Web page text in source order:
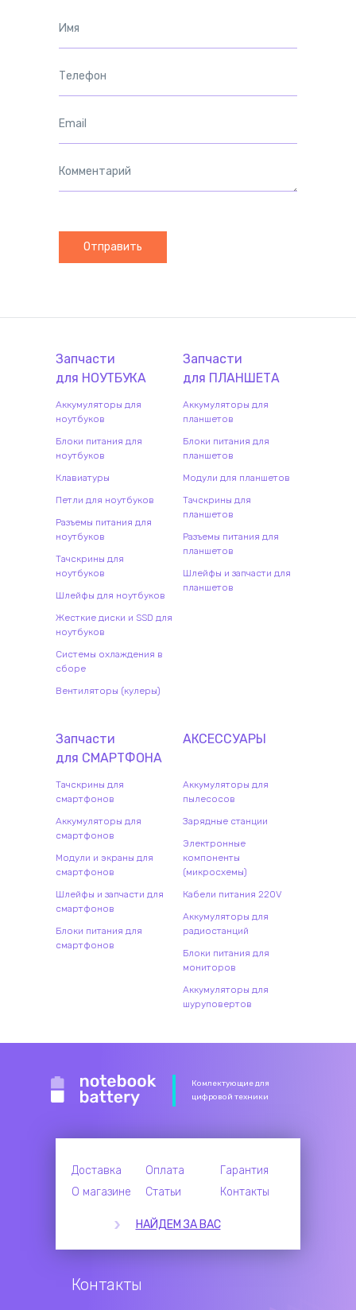
Запчасти
для НОУТБУКА
Аккумуляторы для
ноутбуков
Блоки питания для
ноутбуков
Клавиатуры
Петли для ноутбуков
Разъемы питания для
ноутбуков
Тачскрины для
ноутбуков
Шлейфы для ноутбуков
Жесткие диски и SSD для
ноутбуков
Системы охлаждения в
сборе
Вентиляторы (кулеры)
Запчасти
для ПЛАНШЕТА
Аккумуляторы для
планшетов
Блоки питания для
планшетов
Модули для планшетов
Тачскрины для
планшетов
Разъемы питания для
планшетов
Шлейфы и запчасти для
планшетов
Запчасти
для СМАРТФОНА
Тачскрины для
смартфонов
Аккумуляторы для
смартфонов
Модули и экраны для
смартфонов
Шлейфы и запчасти для
смартфонов
Блоки питания для
смартфонов
АКСЕССУАРЫ
Аккумуляторы для
пылесосов
Зарядные станции
Электронные
компоненты
(микросхемы)
Кабели питания 220V
Аккумуляторы для
радиостанций
Блоки питания для
мониторов
Аккумуляторы для
шуруповертов
Комлектующие для
цифровой техники
Доставка Оплата
Гарантия
О магазине
Статьи Контакты
НАЙДЕМ ЗА ВАС
Контакты